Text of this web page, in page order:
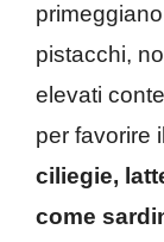
pistacchi,
elevati
per favorire
ciliegie,
come